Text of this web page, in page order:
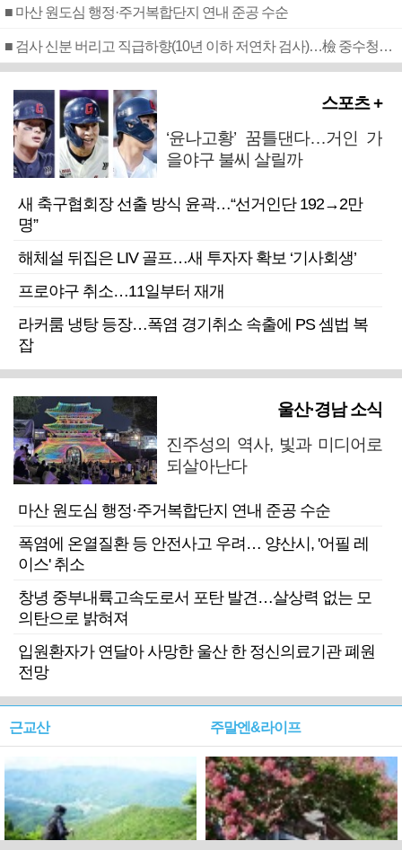
■ 마산 원도심 행정·주거복합단지 연내 준공 수순
■ 검사 신분 버리고 직급하향(10년 이하 저연차 검사)…檢 중수청행 기피
스포츠 +
‘윤나고황’ 꿈틀댄다…거인 가
을야구 불씨 살릴까
새 축구협회장 선출 방식 윤곽…“선거인단 192→2만
명”
해체설 뒤집은 LIV 골프…새 투자자 확보 ‘기사회생’
프로야구 취소…11일부터 재개
라커룸 냉탕 등장…폭염 경기취소 속출에 PS 셈법 복
잡
울산·경남 소식
진주성의 역사, 빛과 미디어로
되살아난다
마산 원도심 행정·주거복합단지 연내 준공 수순
폭염에 온열질환 등 안전사고 우려… 양산시, '어필 레
이스' 취소
창녕 중부내륙고속도로서 포탄 발견…살상력 없는 모
의탄으로 밝혀져
입원환자가 연달아 사망한 울산 한 정신의료기관 폐원
전망
근교산 주말엔&라이프